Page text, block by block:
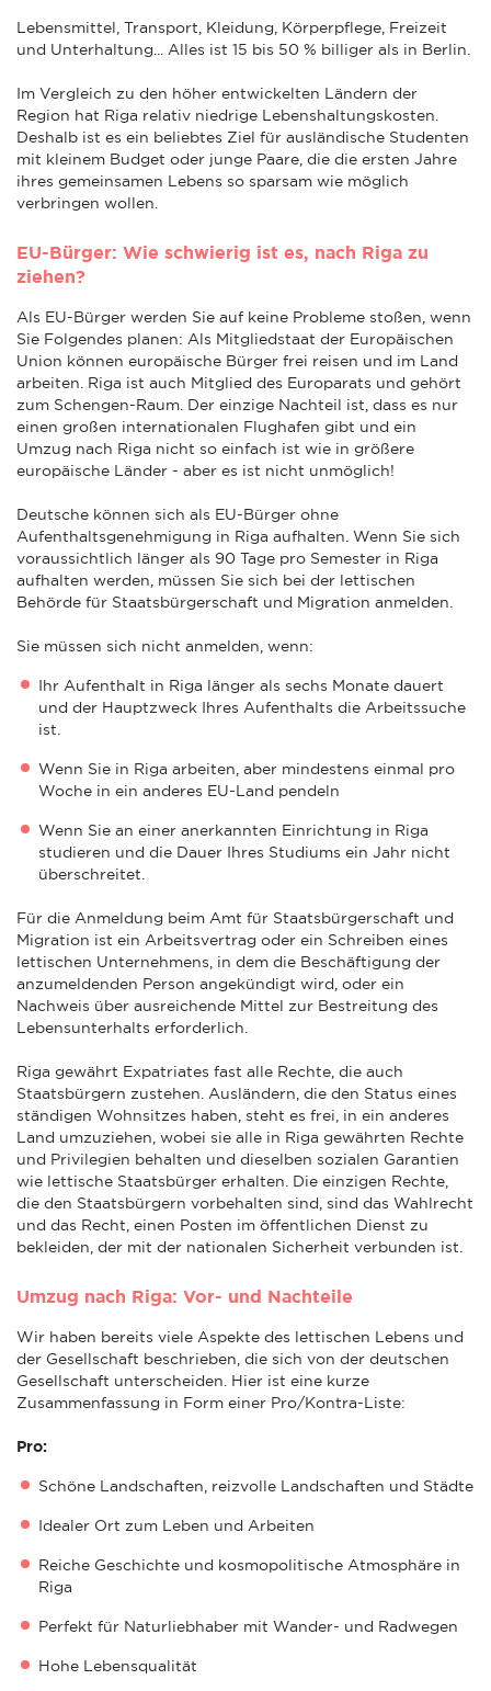
Lebensmittel, Transport, Kleidung, Körperpflege, Freizeit
und Unterhaltung... Alles ist 15 bis 50 % billiger als in Berlin.
Im Vergleich zu den höher entwickelten Ländern der
Region hat Riga relativ niedrige Lebenshaltungskosten.
Deshalb ist es ein beliebtes Ziel für ausländische Studenten
mit kleinem Budget oder junge Paare, die die ersten Jahre
ihres gemeinsamen Lebens so sparsam wie möglich
verbringen wollen.
EU-Bürger: Wie schwierig ist es, nach Riga zu
ziehen?
Als EU-Bürger werden Sie auf keine Probleme stoßen, wenn
Sie Folgendes planen: Als Mitgliedstaat der Europäischen
Union können europäische Bürger frei reisen und im Land
arbeiten. Riga ist auch Mitglied des Europarats und gehört
zum Schengen-Raum. Der einzige Nachteil ist, dass es nur
einen großen internationalen Flughafen gibt und ein
Umzug nach Riga nicht so einfach ist wie in größere
europäische Länder - aber es ist nicht unmöglich!
Deutsche können sich als EU-Bürger ohne
Aufenthaltsgenehmigung in Riga aufhalten. Wenn Sie sich
voraussichtlich länger als 90 Tage pro Semester in Riga
aufhalten werden, müssen Sie sich bei der lettischen
Behörde für Staatsbürgerschaft und Migration anmelden.
Sie müssen sich nicht anmelden, wenn:
Ihr Aufenthalt in Riga länger als sechs Monate dauert
und der Hauptzweck Ihres Aufenthalts die Arbeitssuche
ist.
Wenn Sie in Riga arbeiten, aber mindestens einmal pro
Woche in ein anderes EU-Land pendeln
Wenn Sie an einer anerkannten Einrichtung in Riga
studieren und die Dauer Ihres Studiums ein Jahr nicht
überschreitet.
Für die Anmeldung beim Amt für Staatsbürgerschaft und
Migration ist ein Arbeitsvertrag oder ein Schreiben eines
lettischen Unternehmens, in dem die Beschäftigung der
anzumeldenden Person angekündigt wird, oder ein
Nachweis über ausreichende Mittel zur Bestreitung des
Lebensunterhalts erforderlich.
Riga gewährt Expatriates fast alle Rechte, die auch
Staatsbürgern zustehen. Ausländern, die den Status eines
ständigen Wohnsitzes haben, steht es frei, in ein anderes
Land umzuziehen, wobei sie alle in Riga gewährten Rechte
und Privilegien behalten und dieselben sozialen Garantien
wie lettische Staatsbürger erhalten. Die einzigen Rechte,
die den Staatsbürgern vorbehalten sind, sind das Wahlrecht
und das Recht, einen Posten im öffentlichen Dienst zu
bekleiden, der mit der nationalen Sicherheit verbunden ist.
Umzug nach Riga: Vor- und Nachteile
Wir haben bereits viele Aspekte des lettischen Lebens und
der Gesellschaft beschrieben, die sich von der deutschen
Gesellschaft unterscheiden. Hier ist eine kurze
Zusammenfassung in Form einer Pro/Kontra-Liste:
Pro:
Schöne Landschaften, reizvolle Landschaften und Städte
Idealer Ort zum Leben und Arbeiten
Reiche Geschichte und kosmopolitische Atmosphäre in
Riga
Perfekt für Naturliebhaber mit Wander- und Radwegen
Hohe Lebensqualität